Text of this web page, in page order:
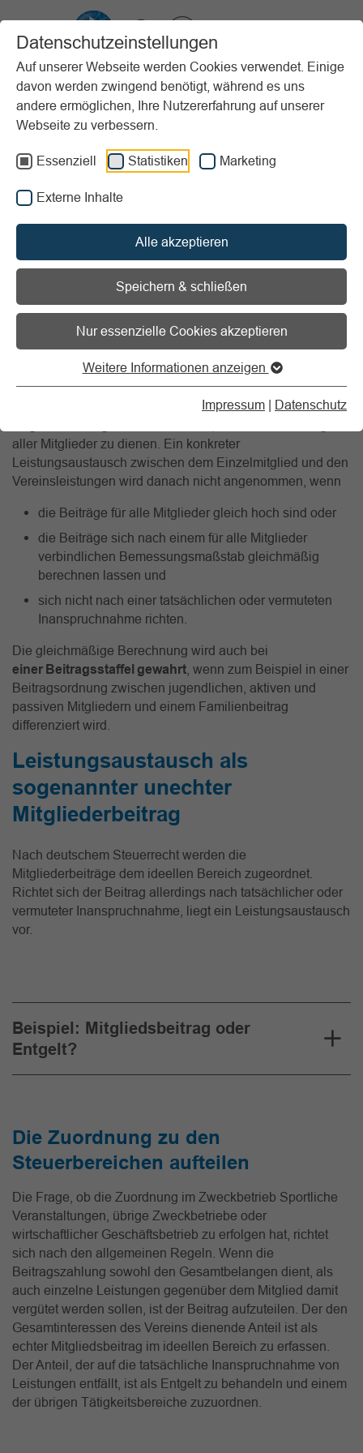
Datenschutzeinstellungen
Auf unserer Webseite werden Cookies verwendet. Einige
davon werden zwingend benötigt, während es uns
andere ermöglichen, Ihre Nutzererfahrung auf unserer
Webseite zu verbessern.
Essenziell Statistiken Marketing
Externe Inhalte
Alle akzeptieren
Speichern & schließen
Nur essenzielle Cookies akzeptieren
Weitere Informationen anzeigen
Impressum | Datenschutz
Startseite Vereinsmanagement
Steuern & Finanzen
Steuerliche Tätigkeitsbereiche
Grundlagen
Von echten und unechten Zuschüssen
Informationen zum Readspeaker öffnen
Von echten und unechten
Zuschüssen
Mitgliederbeiträge sind eine elementare
Finanzierungsquelle für Vereine. In den Satzungen der
Vereine ist in der Regel geregelt, dass die Mitglieder einen
Zweckverwirklichung des Vereins gewährleisten.
Das deutsche Steuerrecht geht davon aus, dass der
aller Mitglieder zu dienen. Ein konkreter
Leistungsaustausch zwischen dem Einzelmitglied und den
Vereinsleistungen wird danach nicht angenommen, wenn
die Beiträge für alle Mitglieder gleich hoch sind oder
die Beiträge sich nach einem für alle Mitglieder
verbindlichen Bemessungsmaßstab gleichmäßig
berechnen lassen und
sich nicht nach einer tatsächlichen oder vermuteten
Inanspruchnahme richten.
Die gleichmäßige Berechnung wird auch bei
einer Beitragsstaffel gewahrt , wenn zum Beispiel in einer
Beitragsordnung zwischen jugendlichen, aktiven und
passiven Mitgliedern und einem Familienbeitrag
differenziert wird.
Leistungsaustausch als
sogenannter unechter
Mitgliederbeitrag
Nach deutschem Steuerrecht werden die
Mitgliederbeiträge dem ideellen Bereich zugeordnet.
Richtet sich der Beitrag allerdings nach tatsächlicher oder
vermuteter Inanspruchnahme, liegt ein Leistungsaustausch
vor.
Beispiel: Mitgliedsbeitrag oder
Entgelt?
Die Zuordnung zu den
Steuerbereichen aufteilen
Die Frage, ob die Zuordnung im Zweckbetrieb Sportliche
Veranstaltungen, übrige Zweckbetriebe oder
wirtschaftlicher Geschäftsbetrieb zu erfolgen hat, richtet
sich nach den allgemeinen Regeln. Wenn die
Beitragszahlung sowohl den Gesamtbelangen dient, als
auch einzelne Leistungen gegenüber dem Mitglied damit
vergütet werden sollen, ist der Beitrag aufzuteilen. Der den
Gesamtinteressen des Vereins dienende Anteil ist als
echter Mitgliedsbeitrag im ideellen Bereich zu erfassen.
Der Anteil, der auf die tatsächliche Inanspruchnahme von
Leistungen entfällt, ist als Entgelt zu behandeln und einem
der übrigen Tätigkeitsbereiche zuzuordnen.